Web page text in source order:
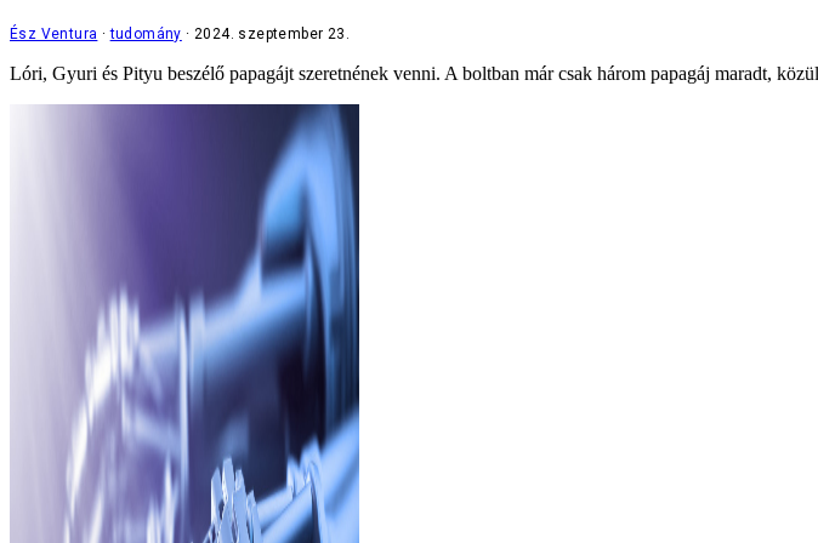
Ész Ventura tudomány 2024. szeptember 23.
Lóri, Gyuri és Pityu beszélő papagájt szeretnének venni. A boltban már csak három papagáj maradt,